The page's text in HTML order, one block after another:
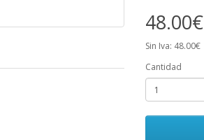
48.00€
Sin Iva: 48.00€
Cantidad